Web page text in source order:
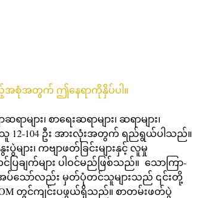
ပြည့်အစုံအတွက် ဤနေရာကိုနှိပ်ပါ။
းသူ 12-104 ဦး အားလုံးအတွက် ရည်ရွယ်ပါသည်။
ား၊ ကဗျာဖတ်ခြင်းများနှင့် လူမှု
ျက်များ ပါဝင်မည်ဖြစ်သည်။  သောကြာ-
လိုအပ်သော်လည်း မှတ်ပုံတင်သူများသည် ၎င်းတို့
တွင်ကျင်းပဖွယ်ရှိသည်။ စာတမ်းဖတ်ပွဲ